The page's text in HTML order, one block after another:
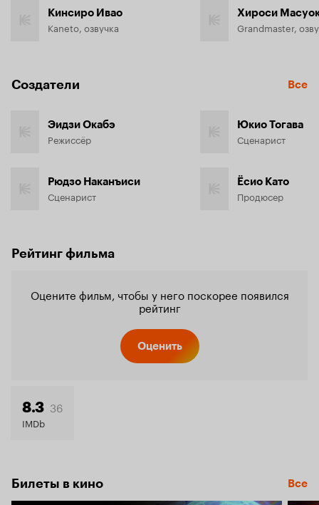
Кинсиро Ивао
Kaneto, озвучка
Хироси
Grandmaster,
Создатели Все
Эидзи Окабэ
Режиссёр
Рюдзо Наканъиси
Сценарист
Юкио Тогава
Сценарист
Ёсио Като
Продюсер
Рейтинг фильма
Оцените фильм, чтобы у него поскорее появился
рейтинг
Оценить
8.3 36
IMDb
Билеты в кино Все